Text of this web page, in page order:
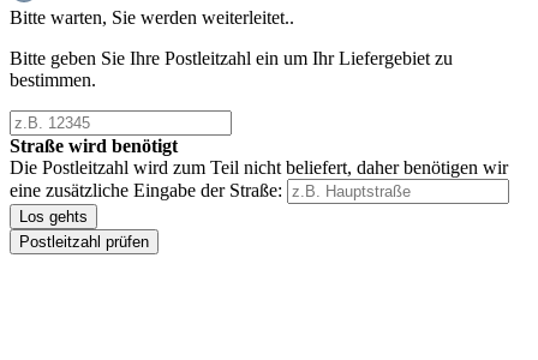
Bitte warten, Sie werden weiterleitet..
Bitte geben Sie Ihre Postleitzahl ein um Ihr Liefergebiet zu
bestimmen.
Straße wird benötigt
Die Postleitzahl wird zum Teil nicht beliefert, daher benötigen wir
eine zusätzliche Eingabe der Straße:
Los gehts
Postleitzahl prüfen